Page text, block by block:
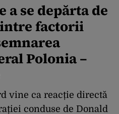
a se depărta de
factorii
Polonia –
vine ca reacție directă
conduse de Donald